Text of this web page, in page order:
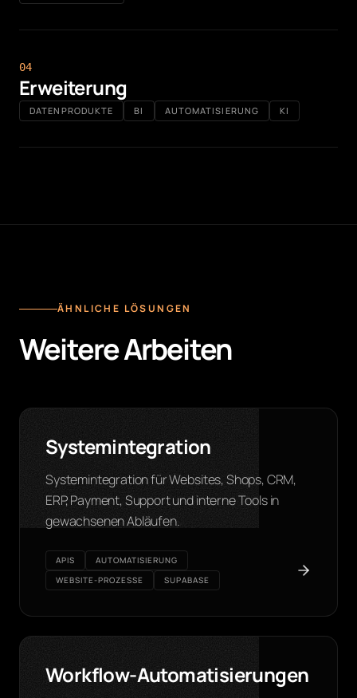
04
Erweiterung
DATENPRODUKTE BI AUTOMATISIERUNG KI
ÄHNLICHE LÖSUNGEN
Weitere Arbeiten
Systemintegration
Systemintegration für Websites, Shops, CRM,
ERP, Payment, Support und interne Tools in
gewachsenen Abläufen.
APIS
AUTOMATISIERUNG
WEBSITE-PROZESSE
SUPABASE
SYSTEM LAYER
Workflow-Automatisierungen